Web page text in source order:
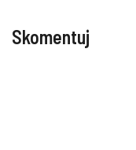
Skomentuj